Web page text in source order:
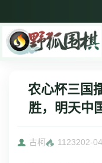
农心杯三国
胜，明天中
古柯 1123202-04